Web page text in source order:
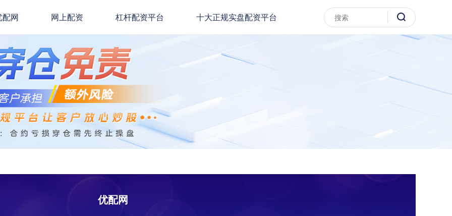
配网 网上配资 杠杆配资平台 十大正规实盘配资平台
优配网